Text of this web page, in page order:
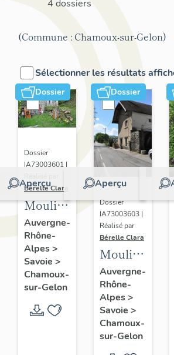
4 dossiers
(Commune : Chamoux-sur-Gelon)
Sélectionner les résultats
Dossier
Aperçu
Dossier
IA73003601 |
Bérelle Clara
Moulin
à farine
Bertholet
actuellement
sans
affectation
Auvergne-
Rhône-
Alpes>
Savoie >
Chamoux-
sur-Gelon
Dossier
Aperçu
Dossier
IA73003603 |
Réalisé par
Bérelle Clara
Moulin
à huile
et
scierie
du
comte
Auvergne-
Rhône-
Alpes>
Savoie >
Chamoux-
sur-Gelon